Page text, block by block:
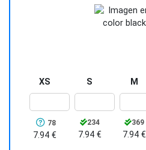
XS
78
7.94 €
S
234
7.94 €
M
369
7.94 €